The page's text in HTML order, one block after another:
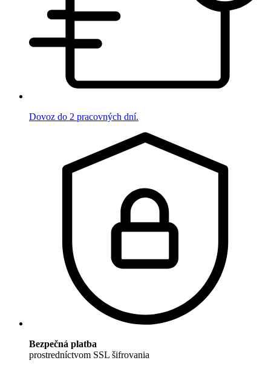
Dovoz do 2 pracovných dní.
Bezpečná platba
prostredníctvom SSL šifrovania